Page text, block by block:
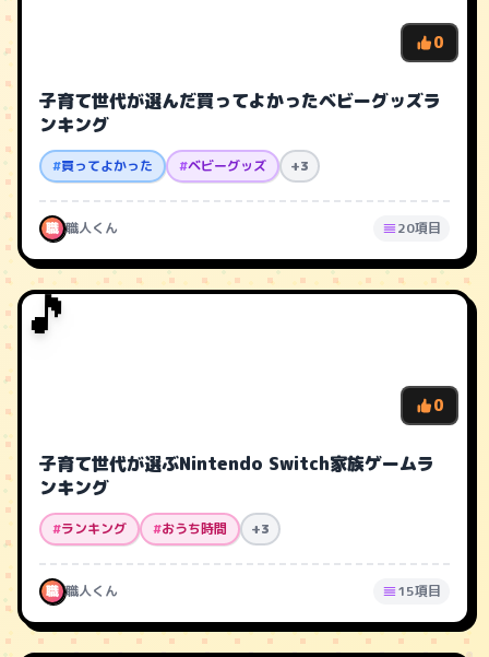
0
子育て世代が選んだ買ってよかったベビーグッズラ
ンキング
#買ってよかった #ベビーグッズ +3
職 職人くん 20項目
🎵
0
子育て世代が選ぶNintendo Switch家族ゲームラ
ンキング
#ランキング #おうち時間 +3
職 職人くん 15項目